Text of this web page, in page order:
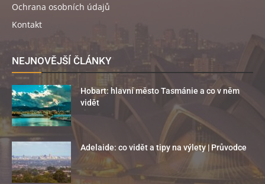
Ochrana osobních údajů
Kontakt
NEJNOVĚJŠÍ ČLÁNKY
Hobart: hlavní město Tasmánie a co v něm
vidět
Adelaide: co vidět a tipy na výlety | Průvodce